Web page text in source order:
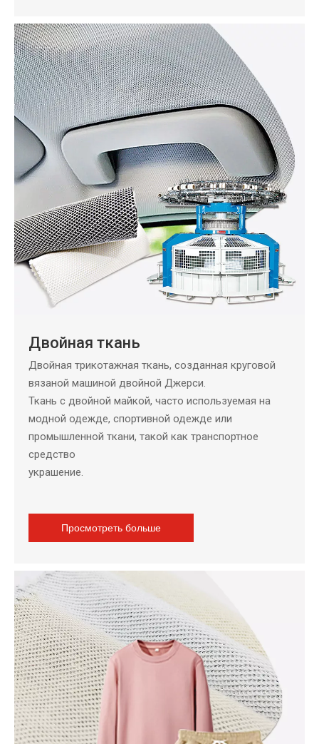
Двойная ткань
Двойная трикотажная ткань, созданная круговой
вязаной машиной двойной Джерси.
Ткань с двойной майкой, часто используемая на
модной одежде, спортивной одежде или
промышленной ткани, такой как транспортное
средство
украшение.
Просмотреть больше